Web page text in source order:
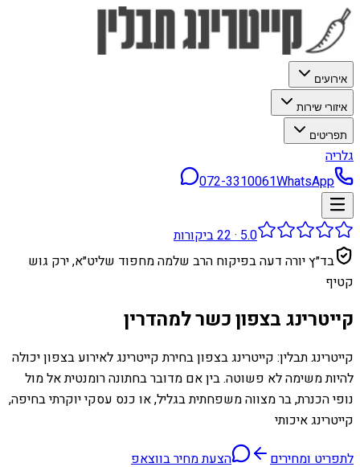
אירועים
איזורי שירות
תפריטים
גלריה
072-3310061WhatsApp
5.0
·
22ביקורות
בד״ץ יורה דעה בפיקוח הרב שלמה מחפוד שליט״א, ירק גוש
קטיף
קייטרינג בצפון כשר למהדרין
קייטרינג תבלין: קייטרינג בצפון בחירת קייטרינג לאירוע בצפון יכולה
להיות משימה לא פשוטה. בין אם מדובר בחתונה רומנטית אל מול
נופי הכנרת, בר מצווה משפחתית בגליל, או כנס עסקי יוקרתי בחיפה,
קייטרינג איכותי
לתפריט ומחירים
הצעת מחיר בווצאפ